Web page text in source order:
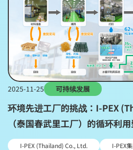
2025-11-25 可持续发展
环境先进工厂的挑战：I-PEX
（泰国春武里工厂）的循环利
I-PEX (Thailand) Co., Ltd.
I-PEX